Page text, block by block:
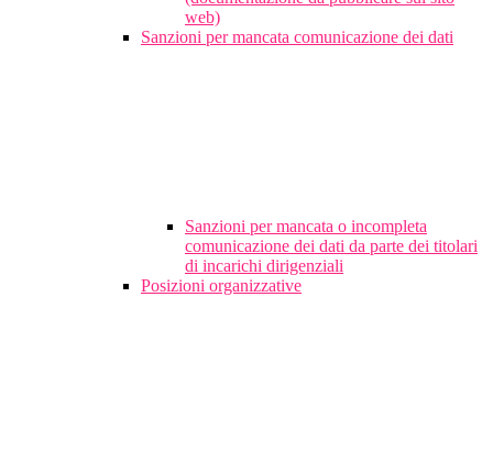
web)
Sanzioni per mancata comunicazione dei dati
Sanzioni per mancata o incompleta
comunicazione dei dati da parte dei titolari
di incarichi dirigenziali
Posizioni organizzative